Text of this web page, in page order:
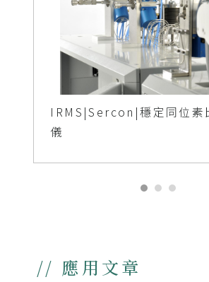
IRMS|Sercon|穩定同位素
儀
// 應用文章